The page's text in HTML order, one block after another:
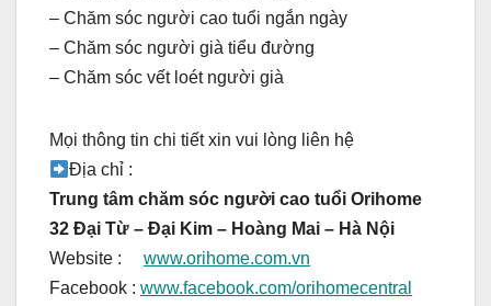
– Chăm sóc người cao tuổi ngắn ngày
– Chăm sóc người già tiểu đường
– Chăm sóc vết loét người già
Mọi thông tin chi tiết xin vui lòng liên hệ
Địa chỉ :
Trung tâm chăm sóc người cao tuổi Orihome
32 Đại Từ – Đại Kim – Hoàng Mai – Hà Nội
Website : www.orihome.com.vn
Facebook : www.facebook.com/orihomecentral